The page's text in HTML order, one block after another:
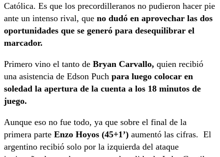
Católica. Es que los precordilleranos no pudieron hacer pie
ante un intenso rival, que no dudó en aprovechar las dos
oportunidades que se generó para desequilibrar el
marcador.
Primero vino el tanto de Bryan Carvallo, quien recibió
una asistencia de Edson Puch para luego colocar en
soledad la apertura de la cuenta a los 18 minutos de
juego.
Aunque eso no fue todo, ya que sobre el final de la
primera parte Enzo Hoyos (45+1’) aumentó las cifras. El
argentino recibió solo por la izquierda del ataque